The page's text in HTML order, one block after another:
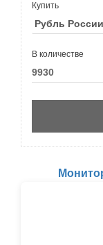
Купить
В количестве